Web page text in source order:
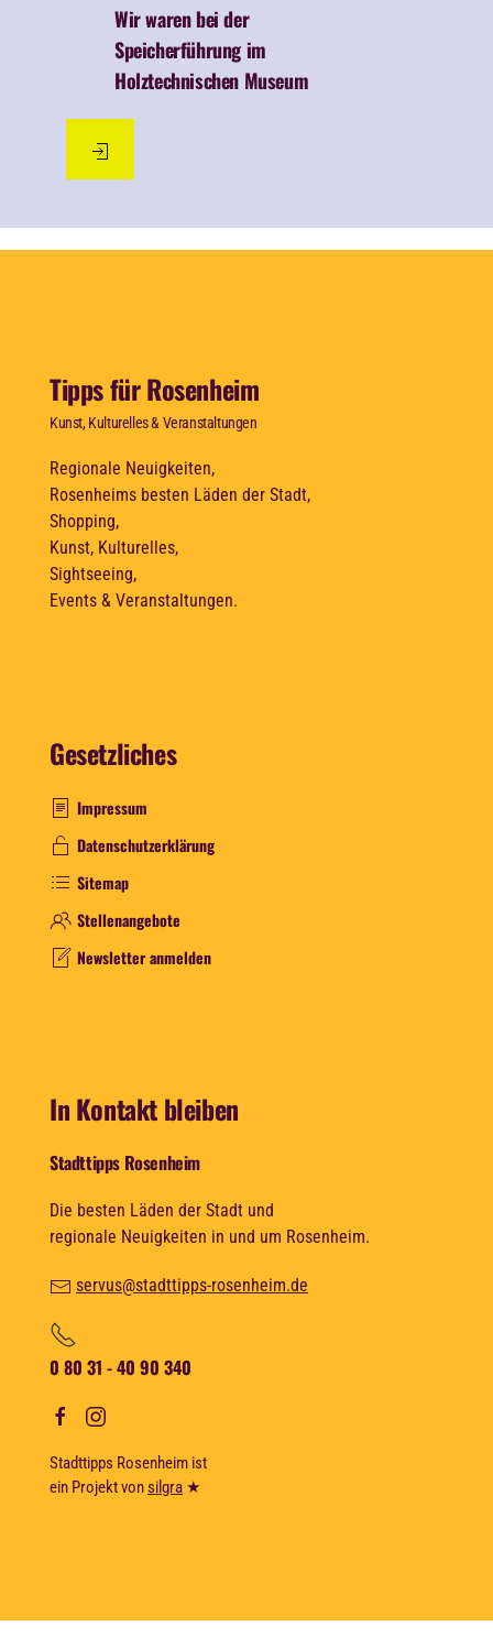
Wir waren bei der
Speicherführung im
Holztechnischen Museum
Tipps für Rosenheim
Kunst, Kulturelles & Veranstaltungen
Regionale Neuigkeiten,
Rosenheims besten Läden der Stadt,
Shopping,
Kunst, Kulturelles,
Sightseeing,
Events & Veranstaltungen.
Gesetzliches
Impressum
Datenschutzerklärung
Sitemap
Stellenangebote
Newsletter anmelden
In Kontakt bleiben
Stadttipps Rosenheim
Die besten Läden der Stadt und
regionale Neuigkeiten in und um Rosenheim.
servus@stadttipps-rosenheim.de
0 80 31 - 40 90 340
Stadttipps Rosenheim ist
ein Projekt von silgra ★